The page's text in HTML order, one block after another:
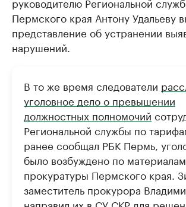
Пермского края Антону Удальеву
представление об устранении
нарушений.
В то же время следователи
уголовное дело о превышении
должностных полномочий
Региональной службы по
ранее сообщал РБК Пермь,
было возбуждено по материалам
прокуратуры Пермского края.
заместитель прокурора
направил их в СУ СКР для